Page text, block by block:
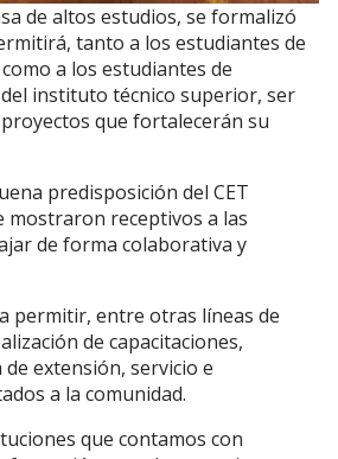
de altos estudios, se formalizó
tanto a los estudiantes de
a los estudiantes de
instituto técnico superior, ser
que fortalecerán su
predisposición del CET
mostraron receptivos a las
de forma colaborativa y
permitir, entre otras líneas de
de capacitaciones,
extensión, servicio e
a la comunidad.
que contamos con